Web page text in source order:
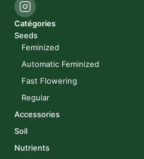
Catégories
Seeds
Feminized
Automatic Feminized
Fast Flowering
Regular
Accessories
Soil
Nutrients